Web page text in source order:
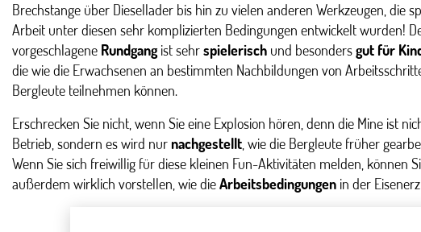
Brechstange über Diesellader bis hin zu vielen anderen Werkzeugen, die
Arbeit unter diesen sehr komplizierten Bedingungen entwickelt wurden!
vorgeschlagene Rundgang ist sehrspielerisch und besondersgut für
die wie die Erwachsenen an bestimmten Nachbildungen von
Bergleute teilnehmen können.
Erschrecken Sie nicht, wenn Sie eine Explosion hören, denn die Mine ist
Betrieb, sondern es wird nurnachgestellt , wie die Bergleute früher
Wenn Sie sich freiwillig für diese kleinen Fun-Aktivitäten melden, können
außerdem wirklich vorstellen, wie dieArbeitsbedingungen in der